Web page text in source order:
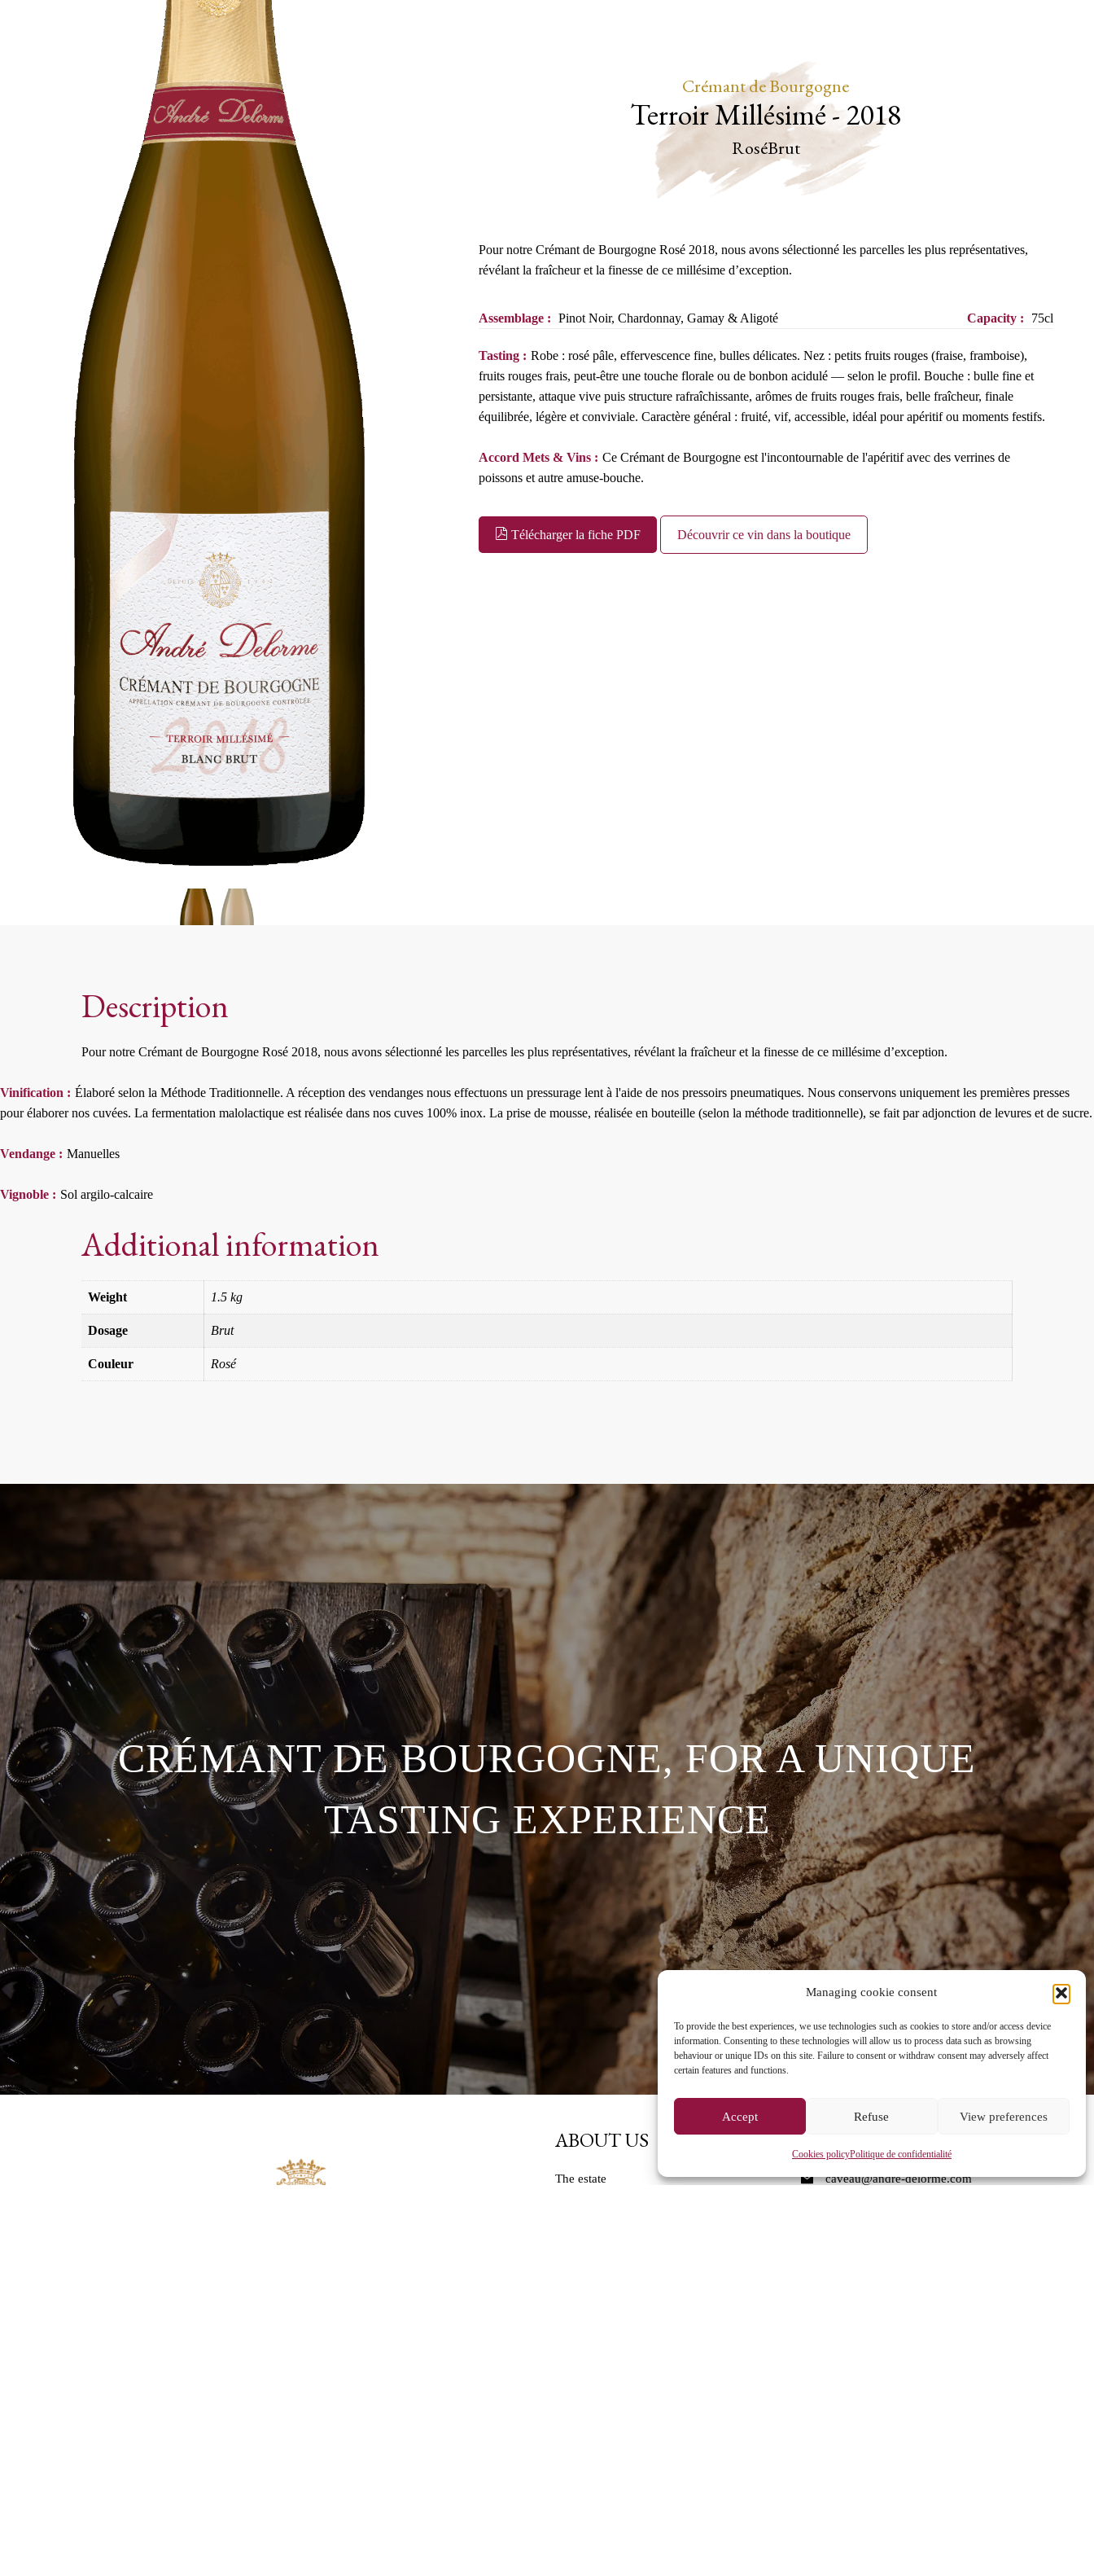
Managing cookie consent
To provide the best experiences, we use technologies such as cookies to store and/or access device
information. Consenting to these technologies will allow us to process data such as browsing
behaviour or unique IDs on this site. Failure to consent or withdraw consent may adversely affect
certain features and functions.
Accept Refuse View preferences
Cookies policyPolitique de confidentialité
Crémant de Bourgogne
Terroir Millésimé - 2018
RoséBrut
Pour notre Crémant de Bourgogne Rosé 2018, nous avons sélectionné les parcelles les plus représentatives,
révélant la fraîcheur et la finesse de ce millésime d’exception.
Assemblage : Pinot Noir, Chardonnay, Gamay & Aligoté Capacity : 75cl
Tasting : Robe : rosé pâle, effervescence fine, bulles délicates. Nez : petits fruits rouges (fraise, framboise),
fruits rouges frais, peut-être une touche florale ou de bonbon acidulé — selon le profil. Bouche : bulle fine et
persistante, attaque vive puis structure rafraîchissante, arômes de fruits rouges frais, belle fraîcheur, finale
équilibrée, légère et conviviale. Caractère général : fruité, vif, accessible, idéal pour apéritif ou moments festifs.
Accord Mets & Vins : Ce Crémant de Bourgogne est l'incontournable de l'apéritif avec des verrines de
poissons et autre amuse-bouche.
Télécharger la fiche PDF Découvrir ce vin dans la boutique
Description
Pour notre Crémant de Bourgogne Rosé 2018, nous avons sélectionné les parcelles les plus représentatives, révélant la fraîcheur et la finesse de ce millésime d’exception.
Vinification : Élaboré selon la Méthode Traditionnelle. A réception des vendanges nous effectuons un pressurage lent à l'aide de nos pressoirs pneumatiques. Nous conservons uniquement les premières presses
pour élaborer nos cuvées. La fermentation malolactique est réalisée dans nos cuves 100% inox. La prise de mousse, réalisée en bouteille (selon la méthode traditionnelle), se fait par adjonction de levures et de sucre.
Vendange : Manuelles
Vignoble : Sol argilo-calcaire
Additional information
Weight 1.5 kg
Dosage Brut
Couleur Rosé
CRÉMANT DE BOURGOGNE, FOR A UNIQUE
TASTING EXPERIENCE
ABOUT US
The estate
CONTACT
caveau@andre-delorme.com